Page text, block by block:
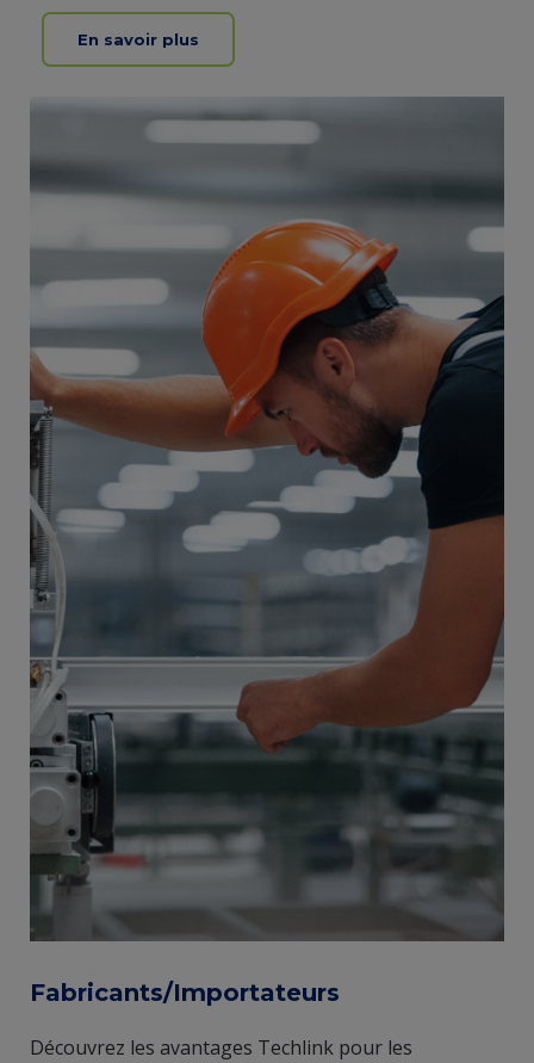
En savoir plus
Fabricants/Importateurs
Découvrez les avantages Techlink pour les